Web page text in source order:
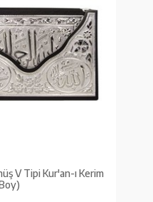
V Tipi Kur'an-ı Kerim